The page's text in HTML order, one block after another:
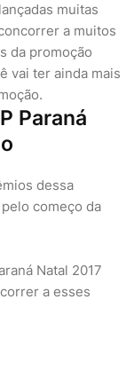
muitas
a muitos
da promoção
vai ter ainda mais
Paraná
dessa
começo da
Natal 2017
a esses